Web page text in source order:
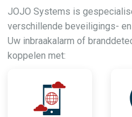
JOJO Systems is
verschillende beveiligings-
Uw inbraakalarm of
koppelen met: